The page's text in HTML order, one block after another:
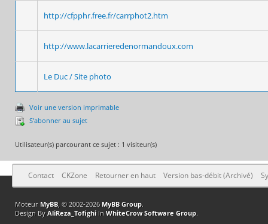
http://cfpphr.free.fr/carrphot2.htm
http://www.lacarrieredenormandoux.com
Le Duc / Site photo
Voir une version imprimable
S’abonner au sujet
Utilisateur(s) parcourant ce sujet : 1 visiteur(s)
Contact CKZone Retourner en haut Version bas-débit (Archivé)
Moteur MyBB, © 2002-2026 MyBB Group.
Design By AliReza_TofighiIn WhiteCrow Software Group.